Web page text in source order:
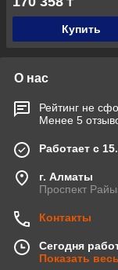
Купить
О нас
Рейтинг не
Менее 5
Работает с
г. Алматы
Проспект
Контакты
Сегодня
Показать